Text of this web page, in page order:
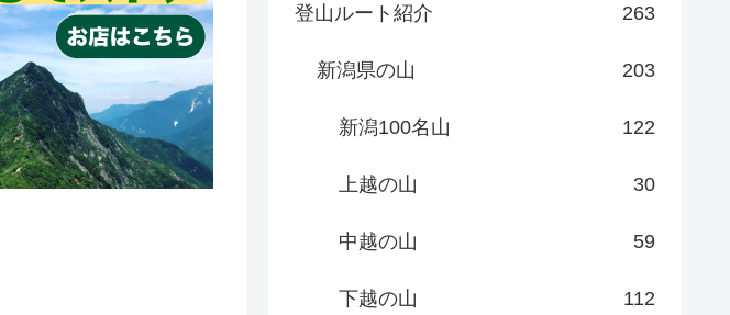
登山ルート紹介 263
新潟県の山 203
新潟100名山 122
上越の山 30
中越の山 59
下越の山 112